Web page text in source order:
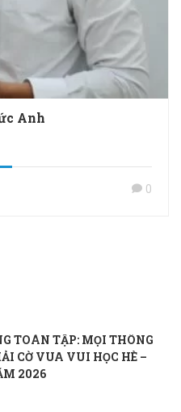
Anh
0
TOÀN TẬP: MỌI THÔNG
CỜ VUA VUI HỌC HÈ –
2026